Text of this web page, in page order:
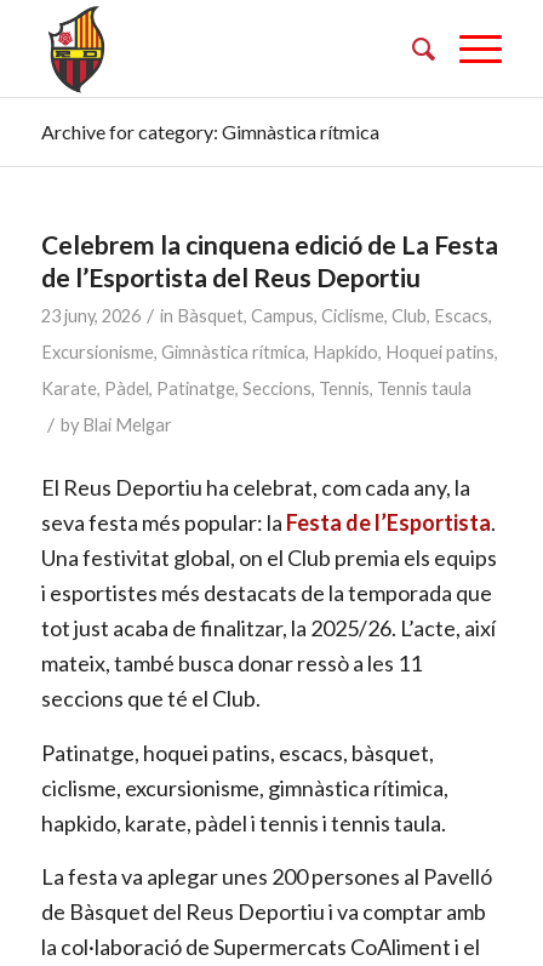
Archive for category: Gimnàstica rítmica
Celebrem la cinquena edició de La Festa
de l’Esportista del Reus Deportiu
23 juny, 2026 / in Bàsquet, Campus, Ciclisme, Club, Escacs,
Excursionisme, Gimnàstica rítmica, Hapkido, Hoquei patins,
Karate, Pàdel, Patinatge, Seccions, Tennis, Tennis taula
/ by Blai Melgar
El Reus Deportiu ha celebrat, com cada any, la
seva festa més popular: la Festa de l’Esportista.
Una festivitat global, on el Club premia els equips
i esportistes més destacats de la temporada que
tot just acaba de finalitzar, la 2025/26. L’acte, així
mateix, també busca donar ressò a les 11
seccions que té el Club.
Patinatge, hoquei patins, escacs, bàsquet,
ciclisme, excursionisme, gimnàstica rítimica,
hapkido, karate, pàdel i tennis i tennis taula.
La festa va aplegar unes 200 persones al Pavelló
de Bàsquet del Reus Deportiu i va comptar amb
la col·laboració de Supermercats CoAliment i el